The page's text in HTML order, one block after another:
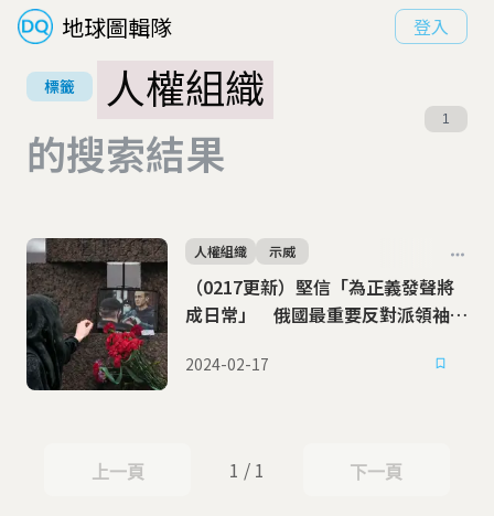
地球圖輯隊 登入
標籤
人權組織
的搜索結果
1
（0217更新）堅信「為正義發聲將
成日常」 俄國最重要反對派領袖納
人權組織 示威
2024-02-17
上一頁
上一頁 1 / 1 下一頁
下一頁